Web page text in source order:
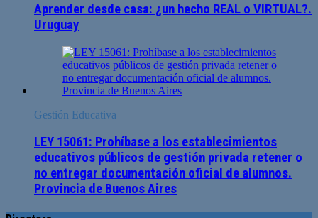
Aprender desde casa: ¿un hecho REAL o VIRTUAL?.
Uruguay
Gestión Educativa
LEY 15061: Prohíbase a los establecimientos
educativos públicos de gestión privada retener o
no entregar documentación oficial de alumnos.
Provincia de Buenos Aires